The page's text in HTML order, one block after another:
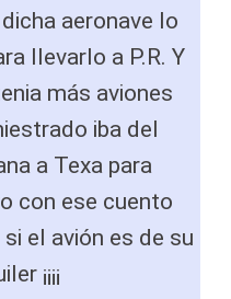
aeronave lo
llevarlo a P.R. Y
más aviones
iba del
a Texa para
con ese cuento
el avión es de su
¡¡¡¡